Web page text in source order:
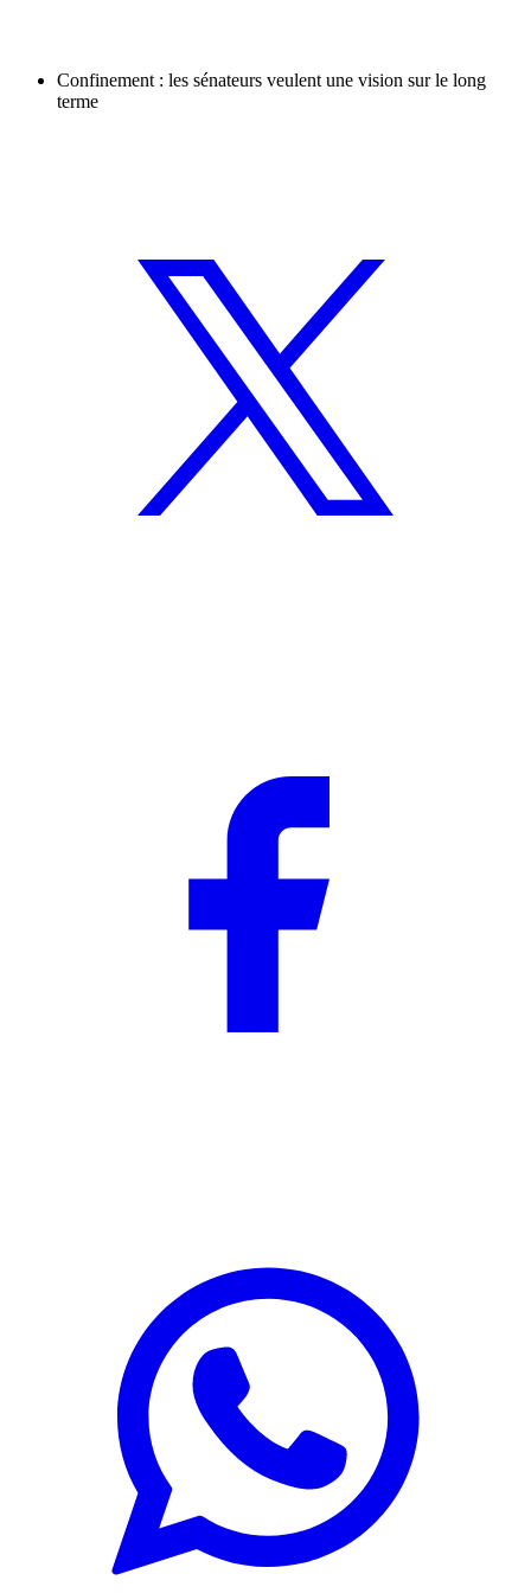
Confinement : les sénateurs veulent une vision sur le long
terme